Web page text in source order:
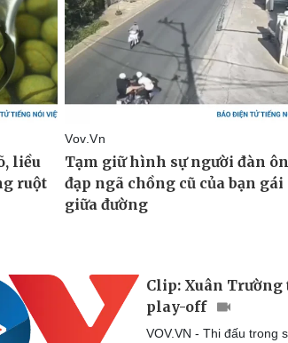
Clip: Xuân
play-off
VOV.VN - Thi đấu trong